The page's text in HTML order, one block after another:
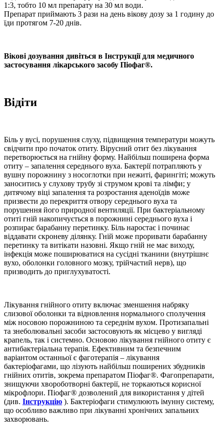
1:3, тобто 10 мл препарату на 30 мл води.
Препарат приймають 3 рази на день вікову дозу за 1 годину до
їди протягом 7-20 днів.
Вікові дозування дивіться в Інструкції для медичного
застосування лікарського засобу Піофаг®.
Відіти
Біль у вусі, порушення слуху, підвищення температури можуть
свідчити про початок отиту. Вірусний отит без лікування
перетворюється на гнійну форму. Найбільш поширена форма
отиту – запалення середнього вуха. Бактерії потрапляють у
вушну порожнину з носоглотки при нежиті, фарингіті; можуть
заноситись у слухову трубу зі струмом крові та лімфи; у
дитячому віці запалення та розростання аденоїдів може
призвести до перекриття отвору середнього вуха та
порушення його природної вентиляції. При бактеріальному
отиті гній накопичується в порожнині середнього вуха і
розпирає барабанну перетинку. Біль наростає і починає
віддавати скроневу ділянку. Гній може проривати барабанну
перетинку та витікати назовні. Якщо гній не має виходу,
інфекція може поширюватися на сусідні тканини (внутрішнє
вухо, оболонки головного мозку, трійчастий нерв), що
призводить до приглухуватості.
Лікування гнійного отиту включає зменшення набряку
слизової оболонки та відновлення нормального сполучення
між носовою порожниною та середнім вухом. Протизапальні
та знеболювальні засоби застосовують як місцево у вигляді
крапель, так і системно. Основою лікування гнійного отиту є
антибактеріальна терапія. Ефективним та безпечним
варіантом останньої є фаготерапія – лікування
бактеріофагами, що лізують найбільш поширених збудників
гнійних отитів, зокрема препаратом Піофаг®. Фагопрепарати,
знищуючи хвороботворні бактерії, не торкаються корисної
мікрофлори. Піофаг® дозволений для використання у дітей
(див. Інструкцію ). Бактеріофаги стимулюють імунну систему,
що особливо важливо при лікуванні хронічних запальних
захворювань.